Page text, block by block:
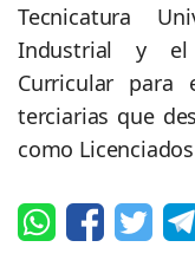
Tecnicatura
Industrial y el
Curricular para
terciarias que
como